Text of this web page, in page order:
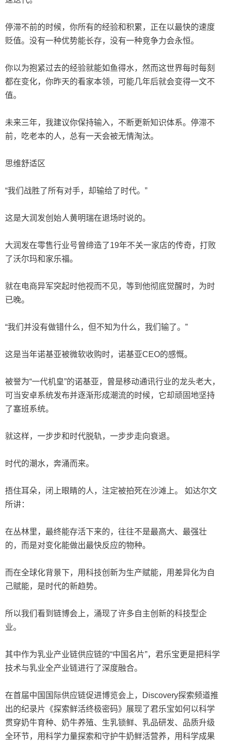
停滞不前的时候，你所有的经验和积累，正在以最快的速度
贬值。没有一种优势能长存，没有一种竞争力会永恒。
你以为抱紧过去的经验就能如鱼得水，然而这世界每时每刻
都在变化，你昨天的看家本领，可能几年后就会变得一文不
值。
未来三年，我建议你保持输入，不断更新知识体系。停滞不
前，吃老本的人，总有一天会被无情淘汰。
思维舒适区
“我们战胜了所有对手，却输给了时代。”
这是大润发创始人黄明瑞在退场时说的。
大润发在零售行业号曾缔造了19年不关一家店的传奇，打败
了沃尔玛和家乐福。
就在电商异军突起时他视而不见，等到他彻底觉醒时，为时
已晚。
“我们并没有做错什么，但不知为什么，我们输了。”
这是当年诺基亚被微软收购时，诺基亚CEO的感慨。
被誉为“一代机皇”的诺基亚，曾是移动通讯行业的龙头老大，
可当安卓系统发布并逐渐形成潮流的时候，它却顽固地坚持
了塞班系统。
就这样，一步步和时代脱轨，一步步走向衰退。
时代的潮水，奔涌而来。
捂住耳朵，闭上眼睛的人，注定被拍死在沙滩上。 如达尔文
所讲：
在丛林里，最终能存活下来的，往往不是最高大、最强壮
的，而是对变化能做出最快反应的物种。
而在全球化背景下，用科技创新为生产赋能，用差异化为自
己赋能，是时代的新趋势。
所以我们看到链博会上，涌现了许多自主创新的科技型企
业。
其中作为乳业产业链供应链的“中国名片”，君乐宝更是把科学
技术与乳业全产业链进行了深度融合。
在首届中国国际供应链促进博览会上，Discovery探索频道推
出的纪录片《探索鲜活终极密码》展现了君乐宝如何以科学
贯穿奶牛育种、奶牛养殖、生乳锁鲜、乳品研发、品质升级
全环节，用科学力量探索和守护牛奶鲜活营养，用科学成果